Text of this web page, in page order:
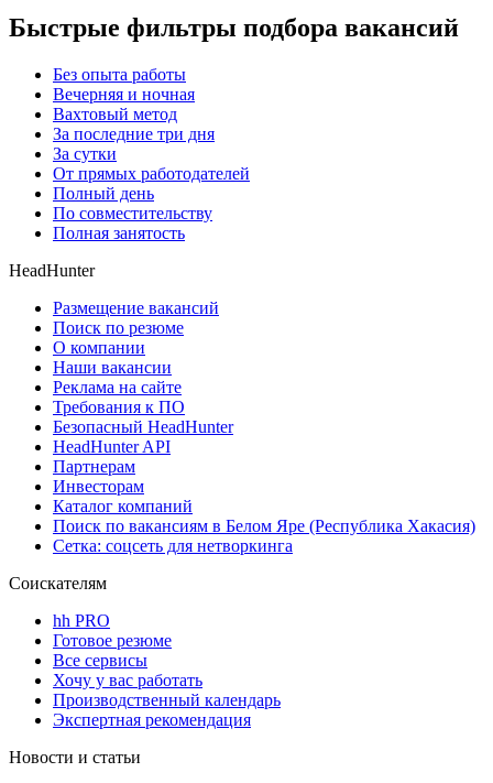
Быстрые фильтры подбора вакансий
Без опыта работы
Вечерняя и ночная
Вахтовый метод
За последние три дня
За сутки
От прямых работодателей
Полный день
По совместительству
Полная занятость
HeadHunter
Размещение вакансий
Поиск по резюме
О компании
Наши вакансии
Реклама на сайте
Требования к ПО
Безопасный HeadHunter
HeadHunter API
Партнерам
Инвесторам
Каталог компаний
Поиск по вакансиям в Белом Яре (Республика Хакасия)
Сетка: соцсеть для нетворкинга
Соискателям
hh PRO
Готовое резюме
Все сервисы
Хочу у вас работать
Производственный календарь
Экспертная рекомендация
Новости и статьи